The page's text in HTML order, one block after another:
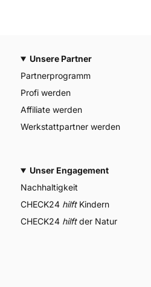
Unsere Partner
Partnerprogramm
Profi werden
Affiliate werden
Werkstattpartner werden
Unser Engagement
Nachhaltigkeit
CHECK24 hilftKindern
CHECK24 hilftder Natur